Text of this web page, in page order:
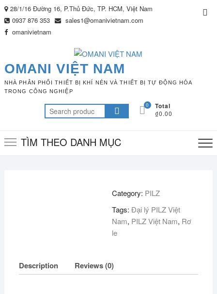
Skip
to
content
28/1/16 Đường 16, P.Thủ Đức, TP. HCM, Việt Nam
0937 876 353
sales1@omanivietnam.com
omanivietnam
OMANI VIỆT NAM
NHÀ PHÂN PHỐI THIẾT BỊ KHÍ NÉN VÀ THIẾT BỊ TỰ ĐỘNG HÓA
TRONG CÔNG NGHIỆP
Search
for:
0 Total
₫0.00
TÌM THEO DANH MỤC
Category: PILZ
Tags:Đại lý PILZ Việt
Nam, PILZ Việt Nam, Rơ
le
Description Reviews (0)